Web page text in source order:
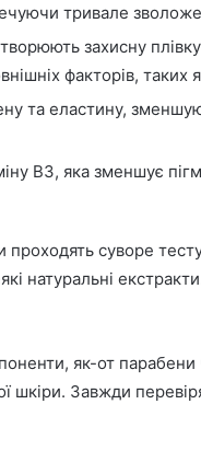
тривале
захисну плівку
факторів, таких
та еластину,
B3, яка зменшує
суворе
натуральні
як-от
шкіри. Завжди